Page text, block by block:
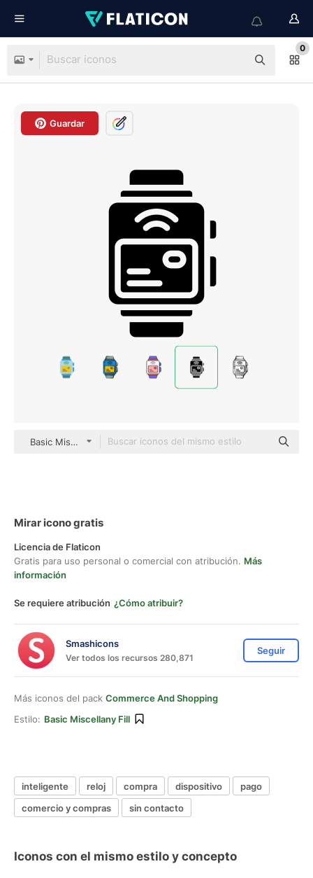
0
Guardar
Basic Miscellany Fill
Mirar icono gratis
Licencia de Flaticon
Gratis para uso personal o comercial con atribución. Más
información
Se requiere atribución ¿Cómo atribuir?
Smashicons
Ver todos los recursos 280,871
Seguir
Más iconos del pack Commerce And Shopping
Estilo: Basic Miscellany Fill
inteligente reloj compra dispositivo
pago
comercio y compras
sin contacto
Iconos con el mismo estilo y concepto